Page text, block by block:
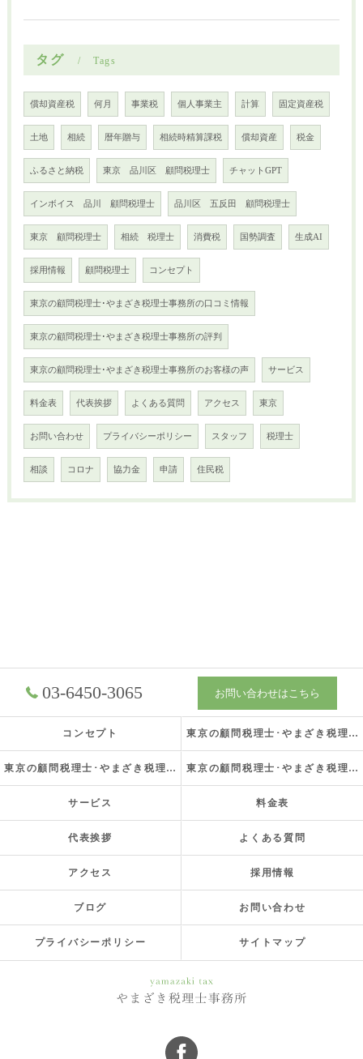
タグ Tags
償却資産税 何月 事業税 個人事業主 計算 固定資産税
土地 相続 暦年贈与 相続時精算課税 償却資産 税金
ふるさと納税 東京 品川区 顧問税理士 チャットGPT
インボイス 品川 顧問税理士 品川区 五反田 顧問税理士
東京 顧問税理士 相続 税理士 消費税 国勢調査 生成AI
採用情報 顧問税理士 コンセプト
東京の顧問税理士･やまざき税理士事務所の口コミ情報
東京の顧問税理士･やまざき税理士事務所の評判
東京の顧問税理士･やまざき税理士事務所のお客様の声 サービス
料金表 代表挨拶 よくある質問 アクセス 東京
お問い合わせ プライバシーポリシー スタッフ 税理士
相談 コロナ 協力金 申請 住民税
03-6450-3065 お問い合わせはこちら
コンセプト 東京の顧問税理士･やまざき税理士事務所の口コミ情報
東京の顧問税理士･やまざき税理士事務所の評判 東京の顧問税理士･やまざき税理士事務所のお客様の声
サービス 料金表
代表挨拶 よくある質問
アクセス 採用情報
ブログ お問い合わせ
プライバシーポリシー サイトマップ